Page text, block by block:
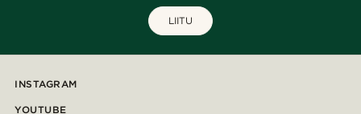
LIITU
INSTAGRAM
YOUTUBE